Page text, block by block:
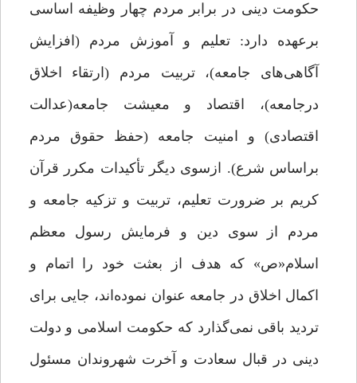
حکومت دینی در برابر مردم چهار وظیفه اساسی
برعهده دارد: تعلیم و آموزش مردم (افزایش
آگاهی‌های جامعه)، تربیت مردم (ارتقاء اخلاق
درجامعه)، اقتصاد و معیشت جامعه(عدالت
اقتصادی) و امنیت جامعه (حفظ حقوق مردم
براساس شرع). ازسوی دیگر تأکیدات مکرر قرآن
کریم بر ضرورت تعلیم، تربیت و تزکیه جامعه و
مردم از سوی دین و فرمایش رسول معظم
اسلام«ص» که هدف از بعثت خود را اتمام و
اکمال اخلاق در جامعه عنوان نموده‌اند، جایی برای
تردید باقی نمی‌گذارد که حکومت اسلامی و دولت
دینی در قبال سعادت و آخرت شهروندان مسئول